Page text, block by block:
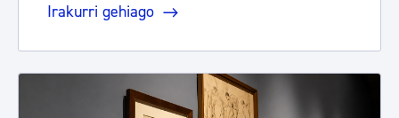
Irakurri gehiago